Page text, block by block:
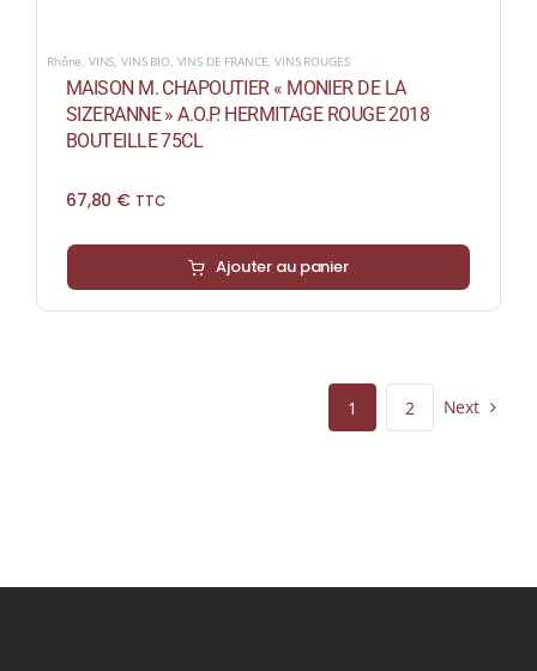
Rhône, VINS,VINS BIO, VINS DE FRANCE,VINS ROUGES
MAISON M. CHAPOUTIER « MONIER DE LA
SIZERANNE » A.O.P. HERMITAGE ROUGE 2018
BOUTEILLE 75CL
67,80 € TTC
Ajouter au panier
1 2 Next